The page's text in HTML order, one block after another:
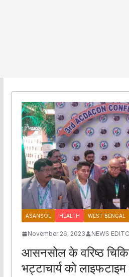
ASANSOL HEALTH WEST BENGAL
November 26, 2023 NEWS
आसनसोल के वरिष्ठ
भट्टाचार्य को